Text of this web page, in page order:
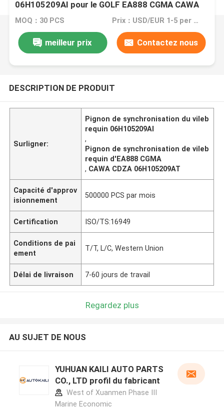
06H105209AI pour le GOLF EA888 CGMA CAWA
CDZA 06H105209AT d'AUDI VW Passat
MOQ：30 PCS Prix：USD/EUR 1-5 per pcs
meilleur prix Contactez nous
DESCRIPTION DE PRODUIT
Surligner:
Pignon de synchronisation du vileb
requin 06H105209AI
,
Pignon de synchronisation de vileb
requin d'EA888 CGMA
, CAWA CDZA 06H105209AT
Capacité d'approv
isionnement
500000 PCS par mois
Certification ISO/TS:16949
Conditions de pai
ement
T/T, L/C, Western Union
Délai de livraison 7-60 jours de travail
Regardez plus
AU SUJET DE NOUS
YUHUAN KAILI AUTO PARTS
CO., LTD profil du fabricant
West of Xuanmen Phase III
Marine Economic